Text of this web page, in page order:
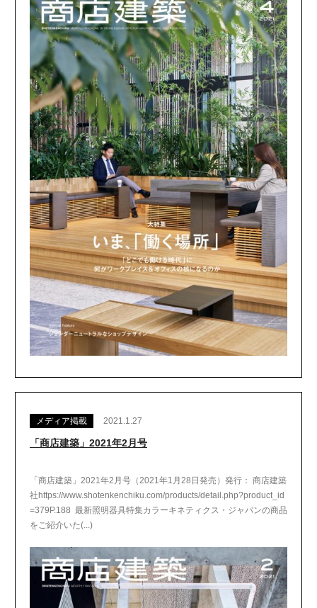
メディア掲載 2021.1.27
「商店建築」2021年2月号
「商店建築」2021年2月号（2021年1月28日発売）発行： 商店建築
社https://www.shotenkenchiku.com/products/detail.php?product_id
=379P.188 最新照明器具特集カラーキネティクス・ジャパンの商品
をご紹介いた(...)